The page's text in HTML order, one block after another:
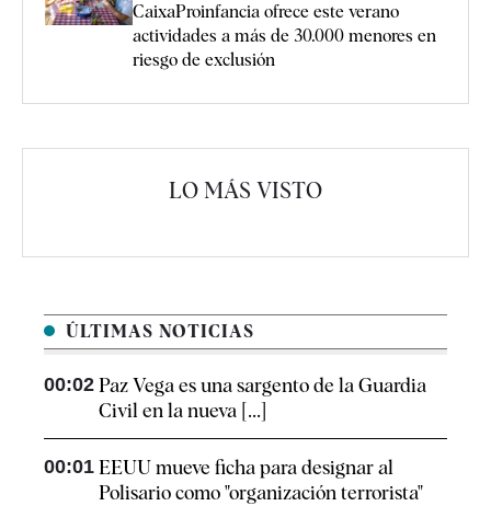
CaixaProinfancia ofrece este verano
actividades a más de 30.000 menores en
riesgo de exclusión
LO MÁS VISTO
ÚLTIMAS NOTICIAS
00:02 Paz Vega es una sargento de la Guardia
Civil en la nueva [...]
00:01 EEUU mueve ficha para designar al
Polisario como "organización terrorista"